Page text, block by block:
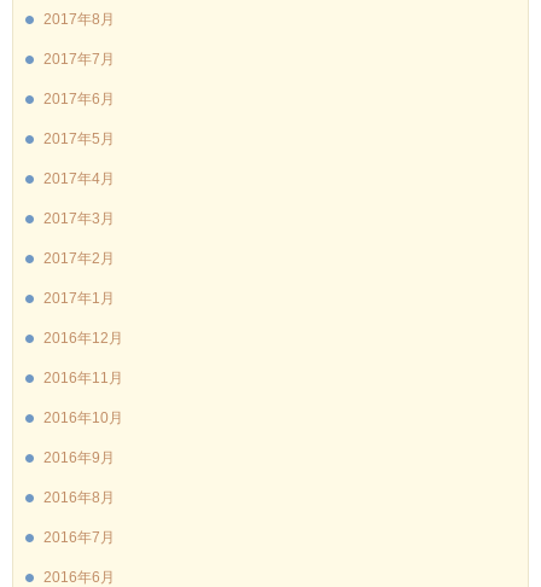
2017年8月
2017年7月
2017年6月
2017年5月
2017年4月
2017年3月
2017年2月
2017年1月
2016年12月
2016年11月
2016年10月
2016年9月
2016年8月
2016年7月
2016年6月